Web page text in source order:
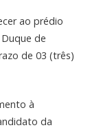
ao prédio
de
de 03 (três)
à
da